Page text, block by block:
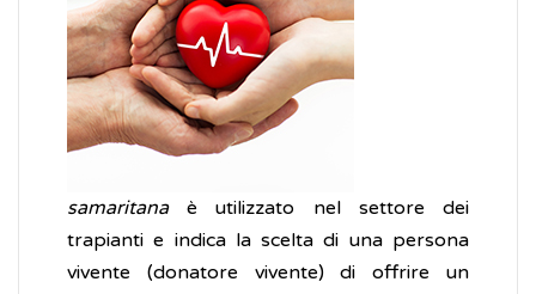
samaritanaè utilizzato nel settore dei
trapianti e indica la scelta di una persona
vivente (donatore vivente) di offrire un